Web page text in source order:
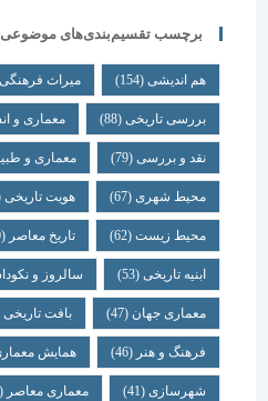
برچسب تقسیم‌بندی‌های موضوعی مقالات
هم اندیشی (154) میراث فرهنگی (109)
بررسی تاریخی (88) معماری و انسان (84)
نقد و بررسی (79) معماری و طبیعت (71)
محیط شهری(67) هویت تاریخی(67)
محیط زیست(62) تاریخ معاصر(60)
ابنیه تاریخی(53) سالروز و نکوداشت(52)
معماری جهان (47) بافت تاریخی(47)
فرهنگ و هنر(46) همایش معماری (46)
شهرسازی(41) معماری معاصر(40)